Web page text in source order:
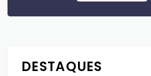
DESTAQUES